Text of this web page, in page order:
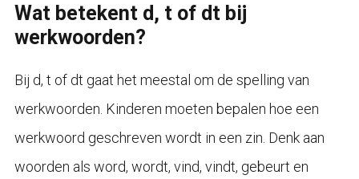
Wat betekent d, t of dt bij
werkwoorden?
Bij d, t of dt gaat het meestal om de spelling van
werkwoorden. Kinderen moeten bepalen hoe een
werkwoord geschreven wordt in een zin. Denk aan
woorden als word, wordt, vind, vindt, gebeurt en